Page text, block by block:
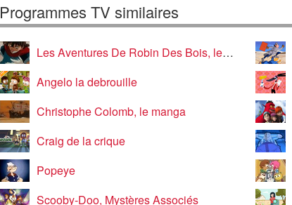
Programmes TV similaires
Les Aventures De Robin Des Bois, le manga
Angelo la debrouille
Christophe Colomb, le manga
Craig de la crique
Popeye
Scooby-Doo, Mystères Associés